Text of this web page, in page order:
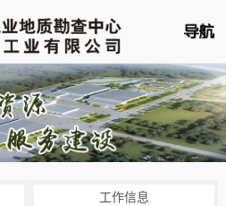
首页
单位概况
新闻中心
工作信息